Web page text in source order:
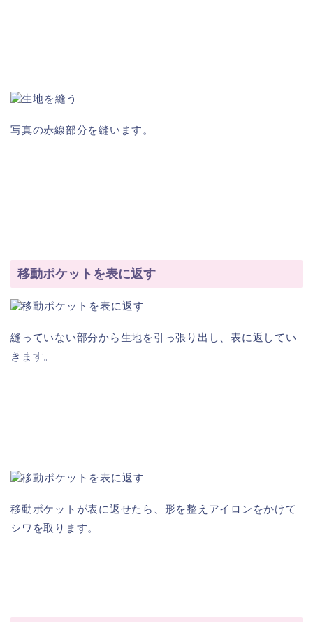
写真の赤線部分を縫います。
移動ポケットを表に返す
縫っていない部分から生地を引っ張り出し、表に返してい
きます。
移動ポケットが表に返せたら、形を整えアイロンをかけて
シワを取ります。